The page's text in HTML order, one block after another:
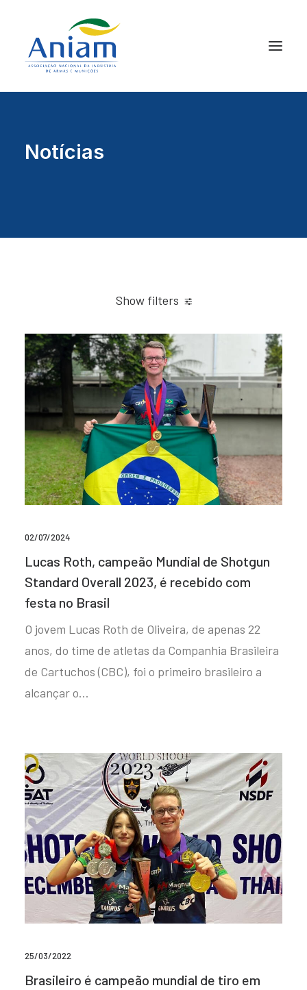
Notícias
Show filters
02/07/2024
Lucas Roth, campeão Mundial de Shotgun
Standard Overall 2023, é recebido com
festa no Brasil
O jovem Lucas Roth de Oliveira, de apenas 22
anos, do time de atletas da Companhia Brasileira
de Cartuchos (CBC), foi o primeiro brasileiro a
alcançar o…
25/03/2022
Brasileiro é campeão mundial de tiro em